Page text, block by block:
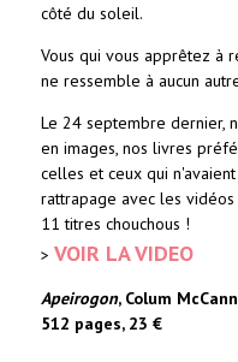
côté du soleil.
Vous qui vous apprêtez à
ne ressemble à aucun
Le 24 septembre dernier,
en images, nos livres
celles et ceux qui
rattrapage avec les
11 titres chouchous !
> VOIR LA VIDEO
Apeirogon, Colum
512 pages, 23 €